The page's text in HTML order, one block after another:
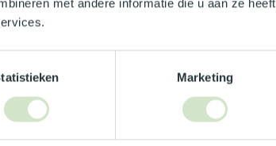
met andere informatie die u aan ze heeft
Marketing